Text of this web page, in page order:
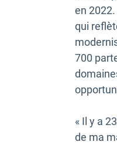
en
qui
700
« Il y a
de ma